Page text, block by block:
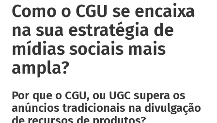
Como o CGU se encaixa
na sua estratégia de
mídias sociais mais
ampla?
Por que o CGU, ou UGC supera os
anúncios tradicionais na divulgação